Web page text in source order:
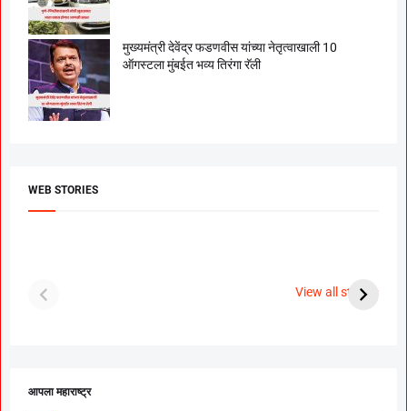
मुख्यमंत्री देवेंद्र फडणवीस यांच्या नेतृत्वाखाली 10
ऑगस्टला मुंबईत भव्य तिरंगा रॅली
WEB STORIES
View all stories
पूजा सावंत ने गुपचूप
आपला महाराष्ट्र